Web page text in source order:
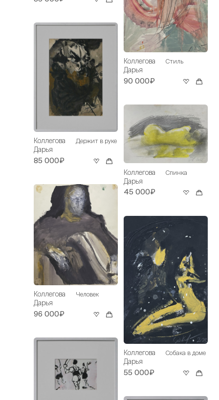
Коллегова
Дарья
Держит в руке
85 000₽
Коллегова
Дарья
Человек
96 000₽
Коллегова
Дарья
Стиль
90 000₽
Коллегова
Дарья
Спинка
45 000₽
Коллегова
Дарья
Собака в доме
55 000₽